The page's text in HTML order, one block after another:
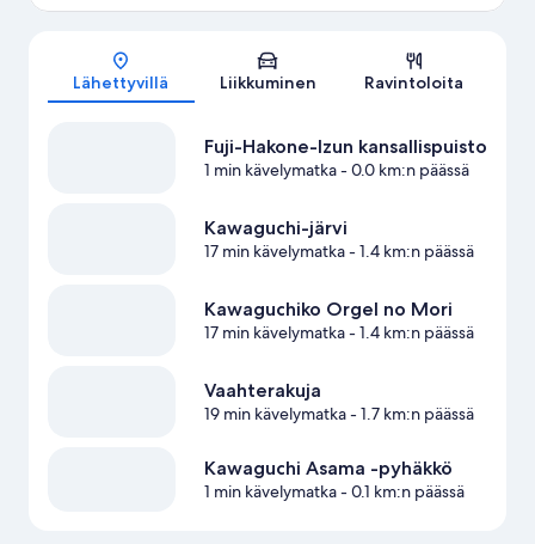
Lähettyvillä Liikkuminen Ravintoloita
Fuji-Hakone-Izun kansallispuisto
1 min kävelymatka- 0.0 km:n päässä
Kawaguchi-järvi
17 min kävelymatka- 1.4 km:n päässä
Kawaguchiko Orgel no Mori
17 min kävelymatka- 1.4 km:n päässä
Vaahterakuja
19 min kävelymatka- 1.7 km:n päässä
Kawaguchi Asama -pyhäkkö
1 min kävelymatka- 0.1 km:n päässä